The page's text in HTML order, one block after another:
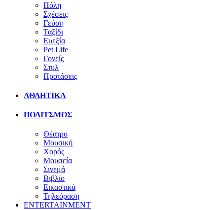
Πόλη
Σχέσεις
Γεύση
Ταξίδι
Ευεξία
Pet Life
Γονείς
Στυλ
Προτάσεις
ΑΘΛΗΤΙΚΑ
ΠΟΛΙΤΣΜΟΣ
Θέατρο
Μουσική
Χορός
Μουσεία
Σινεμά
Βιβλίο
Εικαστικά
Τηλεόραση
ENTERTAINMENT